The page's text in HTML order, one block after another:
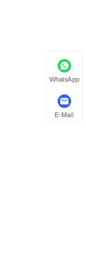
WhatsApp
E-Mail